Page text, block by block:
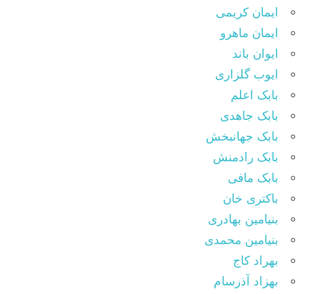
ایمان کریمی
ایمان ماهرو
ایوان باند
ایوب گلزاری
بابک اعلم
بابک جاهدی
بابک جهانبخش
بابک رادمنش
بابک مافی
باکتری خان
بنیامین بهادری
بنیامین محمدی
بهراد کاج
بهزاد آذرسام